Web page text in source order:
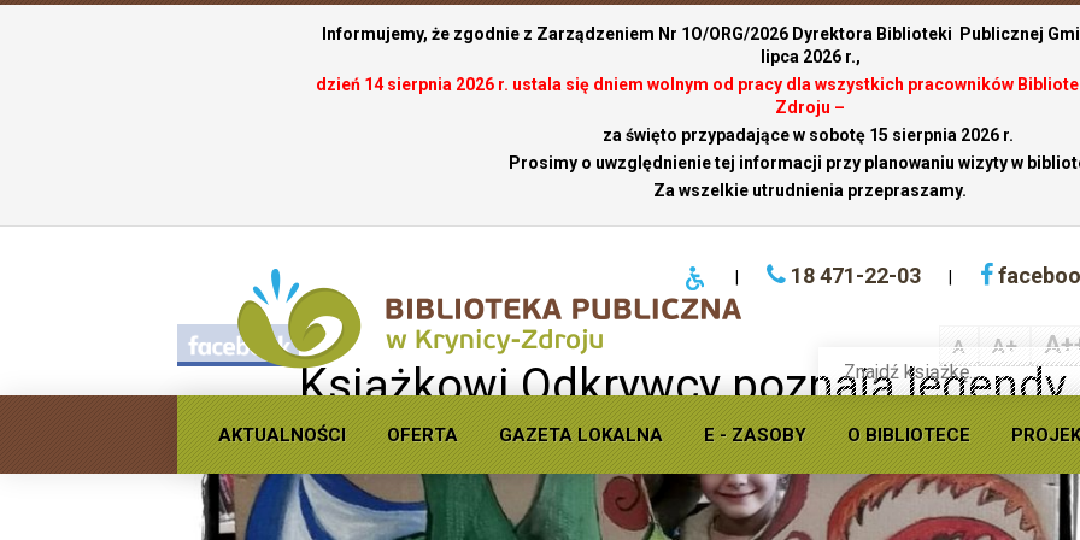
Informujemy, że zgodnie z Zarządzeniem Nr 1O/ORG/2026 Dyrektora Biblioteki Publicznej
lipca 2026 r.,
dzień 14 sierpnia 2026 r. ustala się dniem wolnym od pracy dla wszystkich pracowników
Zdroju –
za święto przypadające w sobotę 15 sierpnia 2026 r.
Prosimy o uwzględnienie tej informacji przy planowaniu wizyty w
Za wszelkie utrudnienia przepraszamy.
18 471-22-03
książkę
w
ofercie
biblioteki
publicznej
AKTUALNOŚCI OFERTA GAZETA LOKALNA E - ZASOBY O BIBLIOTECE
A A+
Książkowi Odkrywcy poznają legendy